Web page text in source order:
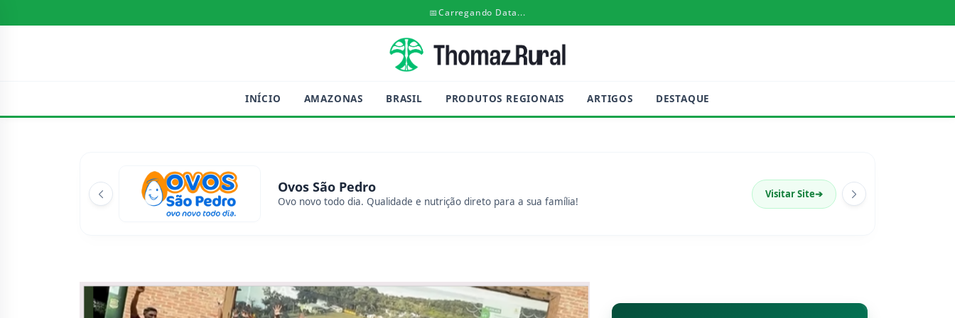
📅Carregando Data...
INÍCIO AMAZONAS BRASIL PRODUTOS REGIONAIS ARTIGOS DESTAQUE
Ovos São Pedro
Ovo novo todo dia. Qualidade e nutrição direto para a sua família!
Visitar Site➔